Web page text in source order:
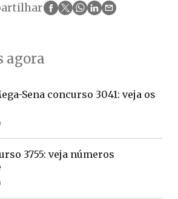
agora
Sena concurso 3041: veja os
3755: veja números